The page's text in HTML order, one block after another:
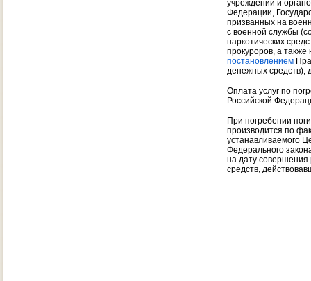
учреждений и
Федерации,
призванных на
с военной службы
наркотических
прокуроров, а также
постановлением
денежных средств),
Оплата услуг по
Российской
При погребении
производится по
устанавливаемого
Федерального
на дату совершения
средств,